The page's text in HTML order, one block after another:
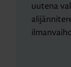
uutena